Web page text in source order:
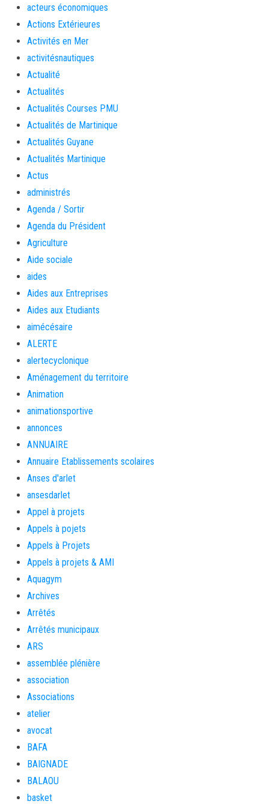
acteurs économiques
Actions Extérieures
Activités en Mer
activitésnautiques
Actualité
Actualités
Actualités Courses PMU
Actualités de Martinique
Actualités Guyane
Actualités Martinique
Actus
administrés
Agenda / Sortir
Agenda du Président
Agriculture
Aide sociale
aides
Aides aux Entreprises
Aides aux Etudiants
aimécésaire
ALERTE
alertecyclonique
Aménagement du territoire
Animation
animationsportive
annonces
ANNUAIRE
Annuaire Etablissements scolaires
Anses d'arlet
ansesdarlet
Appel à projets
Appels à pojets
Appels à Projets
Appels à projets & AMI
Aquagym
Archives
Arrêtés
Arrêtés municipaux
ARS
assemblée plénière
association
Associations
atelier
avocat
BAFA
BAIGNADE
BALAOU
basket